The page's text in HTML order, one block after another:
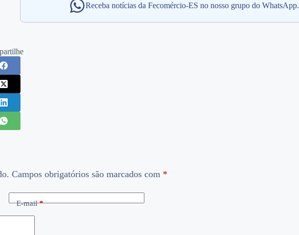
Receba notícias da Fecomércio-ES no nosso grupo do WhatsApp.
Campos obrigatórios são marcados com *
E-mail*